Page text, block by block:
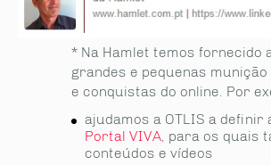
* Na Hamlet temos fornecido
grandes e pequenas
e conquistas do online. Por
ajudamos a OTLIS a
Portal VIVA, para os quais
conteúdos e vídeos